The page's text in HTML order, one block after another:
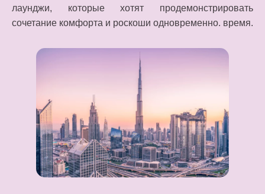
лаунджи, которые хотят продемонстрировать
сочетание комфорта и роскоши одновременно. время.